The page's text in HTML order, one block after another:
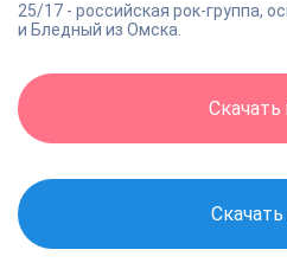
25/17 - российская рок-группа,
и Бледный из Омска.
Скачать